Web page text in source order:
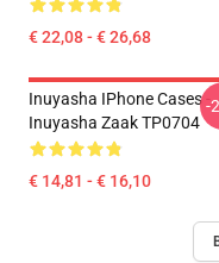
€ 22,08 - € 26,68
Inuyasha IPhone Cases -
Inuyasha Zaak TP0704
€ 14,81 - € 16,10
-